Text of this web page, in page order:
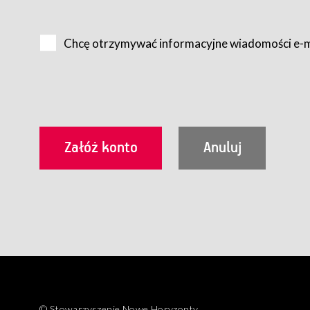
Usługobiorca przed rozpoczęciem korzystania z
utrwalenie i wydrukowanie.
§ 3
Korzystanie ze wszystkich aplikacji Serwisu może być
Chcę otrzymywać informacyjne wiadomości e-